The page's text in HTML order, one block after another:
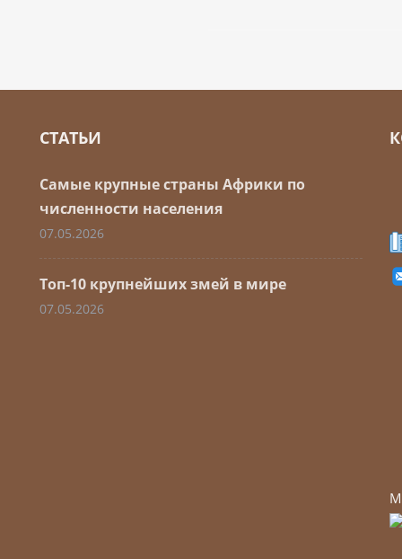
СТАТЬИ
Самые крупные страны Африки по
численности населения
07.05.2026
Топ-10 крупнейших змей в мире
07.05.2026